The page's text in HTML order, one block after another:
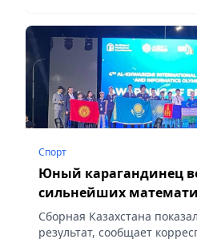
Спорт
Юный карагандинец
сильнейших
программистов мира
Сборная Казахстана
результат, сообщает